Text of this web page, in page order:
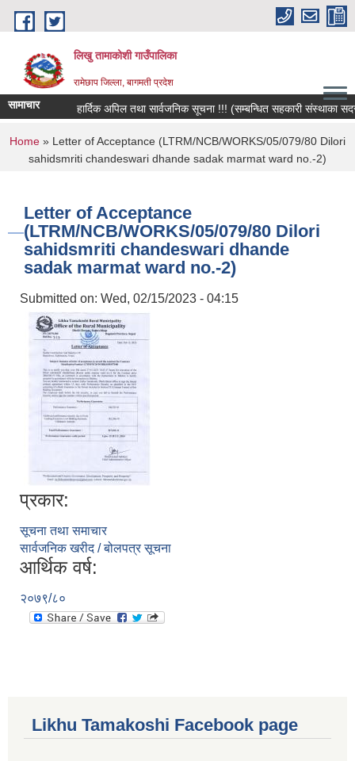
Skip to main content
लिखु तामाकोशी गाउँपालिका
रामेछाप जिल्ला, बागमती प्रदेश
सामाचार हार्दिक अपिल तथा सार्वजनिक सूचना !!! (सम्बन्धित सहकारी संस्थाका सदस्य,
You are here
Home » Letter of Acceptance (LTRM/NCB/WORKS/05/079/80 Dilori
sahidsmriti chandeswari dhande sadak marmat ward no.-2)
Letter of Acceptance
(LTRM/NCB/WORKS/05/079/80 Dilori
sahidsmriti chandeswari dhande
sadak marmat ward no.-2)
Submitted on: Wed, 02/15/2023 - 04:15
प्रकार:
सूचना तथा समाचार
सार्वजनिक खरीद / बोलपत्र सूचना
आर्थिक वर्ष:
२०७९/८०
Likhu Tamakoshi Facebook page